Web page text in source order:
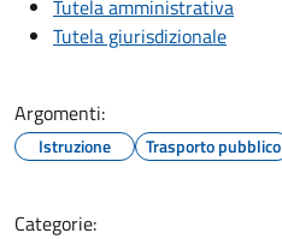
Tutela amministrativa
Tutela giurisdizionale
Argomenti:
Istruzione Trasporto pubblico
Categorie: